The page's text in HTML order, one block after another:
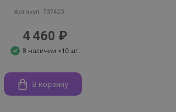
Артикул: 737420
4 460 ₽
В наличии >10 шт.
В корзину